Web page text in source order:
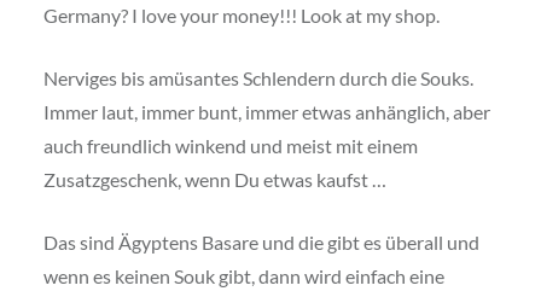
Germany? I love your money!!! Look at my shop.
Nerviges bis amüsantes Schlendern durch die Souks.
Immer laut, immer bunt, immer etwas anhänglich, aber
auch freundlich winkend und meist mit einem
Zusatzgeschenk, wenn Du etwas kaufst …
Das sind Ägyptens Basare und die gibt es überall und
wenn es keinen Souk gibt, dann wird einfach eine